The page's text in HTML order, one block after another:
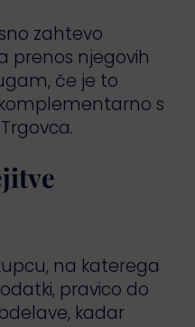
zahtevo
prenos njegovih
če je to
s
na katerega
pravico do
kadar